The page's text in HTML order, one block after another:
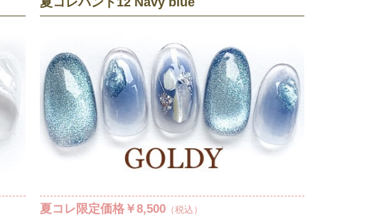
夏コレ限定価格￥8,500（税込）